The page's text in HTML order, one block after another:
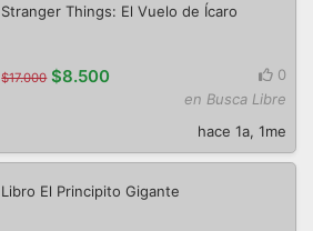
Stranger Things: El Vuelo de Ícaro
$17.000 $8.500
0
en Busca Libre
hace 1a, 1me
Libro El Principito Gigante